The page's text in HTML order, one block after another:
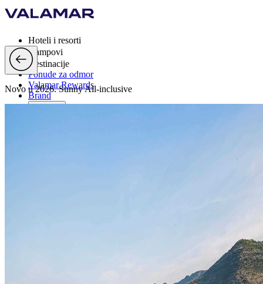
Hoteli i resorti
Kampovi
Destinacije
Ponude za odmor
Valamar Rewards
Brand
Novo u 2026. Sunny All-inclusive